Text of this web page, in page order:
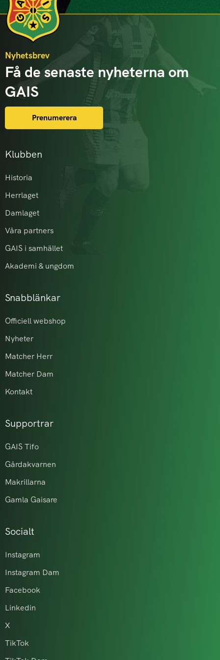
Klubben
Historia
Herrlaget
Damlaget
Våra partners
GAIS i samhället
Akademi & ungdom
Snabblänkar
Officiell webshop
Nyheter
Matcher Herr
Matcher Dam
Kontakt
Supportrar
GAIS Tifo
Gårdakvarnen
Makrillarna
Gamla Gaisare
Socialt
Instagram
Instagram Dam
Facebook
Linkedin
X
TikTok
Nyhetsbrev
Få de senaste nyheterna om
GAIS
Prenumerera